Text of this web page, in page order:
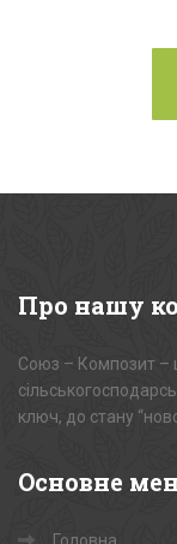
Про нашу
Союз – Композит –
ключ, до стану
Основне